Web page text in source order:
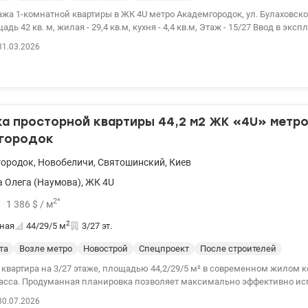
10-15 минут пешком. Большой опыт помощи при покупке квартир по
программам, безналичный расчет 1) Госмолодежь, Еоселя (Е-
Сертификат 2) Жилье для ВПЛ и военных (постановление 280 и др.)
Звоните. Записывайтесь на просмотр. Александр Зайцев 0990100903,
квартиры в ЖК 4U метро Академгородок, ул. Булаховского, 2, секция №2.
м, жилая - 29,4 кв.м, кухня - 4,4 кв.м, Этаж - 15/27 Ввод в эксплуатацию во
рядом с домом есть остановки общественного транспорта. Звоните, организуем
для Вас время! Цена 47 000 у.е. тел. 0667633149
просторной квартиры 44,2 м2 ЖК «4U» метро
, Новобеличи, Святошинский, Киев
Олега (Наумова), ЖК 4U
1 386 $ / м2*
44/29/5 м2 3/27 эт.
Возле метро Новострой Спецпроект
После строителей
квартира на 3/27 этаже, площадью 44,2/29/5 м² в современном жилом
Продуманная планировка позволяет максимально эффективно